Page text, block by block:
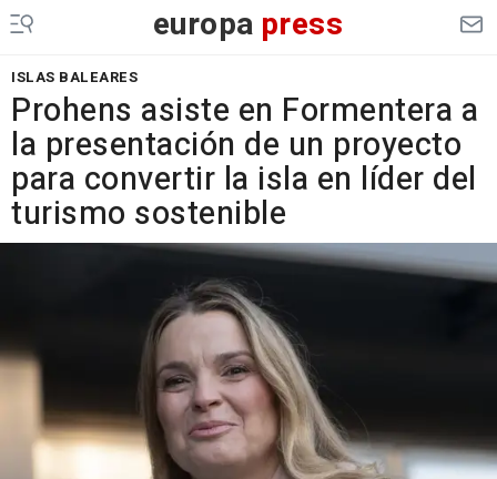
europa press
ISLAS BALEARES
Prohens asiste en Formentera a
la presentación de un proyecto
para convertir la isla en líder del
turismo sostenible